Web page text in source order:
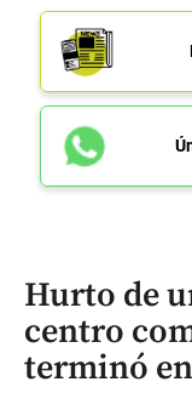
Hurto de
centro
terminó